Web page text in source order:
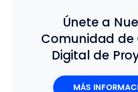
Únete a
Comunidad de
Digital de
MÁS